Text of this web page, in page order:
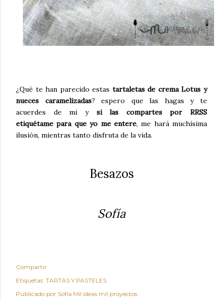
¿Qué te han parecido estas tartaletas de crema Lotus y
nueces caramelizadas? espero que las hagas y te
acuerdes de mi y si las compartes por RRSS
etiquétame para que yo me entere, me hará muchísima
ilusión, mientras tanto disfruta de la vida.
Besazos
Sofía
Compartir
Etiquetas: TARTAS Y PASTELES
Publicado por Sofía Mil ideas mil proyectos